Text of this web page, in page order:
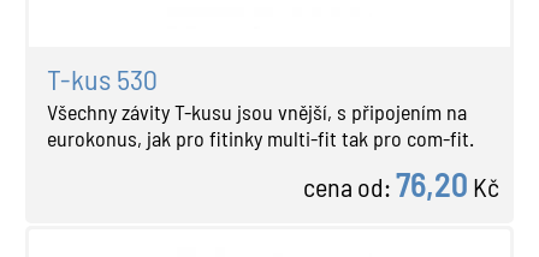
T-kus 530
Všechny závity T-kusu jsou vnější, s připojením na
eurokonus, jak pro fitinky multi-fit tak pro com-fit.
cena od:76,20 Kč